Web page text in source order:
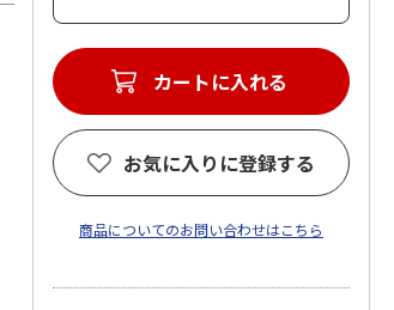
カートに入れる
お気に入りに登録する
商品についてのお問い合わせはこちら